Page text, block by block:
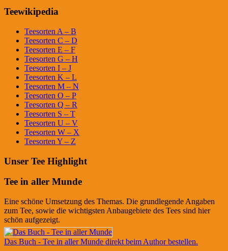
Teewikipedia
Teesorten A – B
Teesorten C – D
Teesorten E – F
Teesorten G – H
Teesorten I – J
Teesorten K – L
Teesorten M – N
Teesorten O – P
Teesorten Q – R
Teesorten S – T
Teesorten U – V
Teesorten W – X
Teesorten Y – Z
Unser Tee Highlight
Tee in aller Munde
Eine schöne Umsetzung des Themas. Die grundlegende Angaben
zum Tee, sowie die wichtigsten Anbaugebiete des Tees sind hier
schön aufgezeigt.
Das Buch - Tee in aller Munde direkt beim Author bestellen.